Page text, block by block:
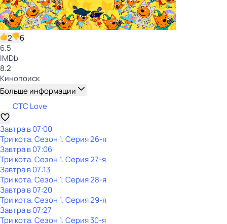
2
6
6.5
IMDb
8.2
Кинопоиск
Больше информации
СТС Love
Завтра в 07:00
Три кота. Сезон 1. Серия 26-я
Завтра в 07:06
Три кота. Сезон 1. Серия 27-я
Завтра в 07:13
Три кота. Сезон 1. Серия 28-я
Завтра в 07:20
Три кота. Сезон 1. Серия 29-я
Завтра в 07:27
Три кота. Сезон 1. Серия 30-я